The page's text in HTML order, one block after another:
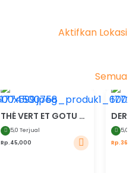
Aktifkan Lokasi
Semua
THÉ VERT ET GOTU KOLA Teh Hijau dengan Pegagan
5,0 Terjual
Rp.45,000
20%
5,0